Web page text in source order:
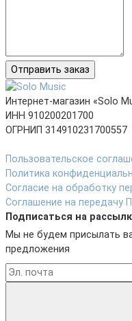
Отправить заказ
Интернет-магазин «Solo
ИНН 910200201700
ОГРНИП 314910231700557
Пользовательское
Политика
Согласие на обработку
Соглашение на передачу
Подписаться на
Мы не будем присылать
предложения